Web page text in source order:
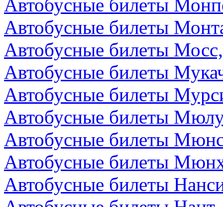
Автобусные билеты
Автобусные билеты
Автобусные билеты
Автобусные билеты
Автобусные билеты
Автобусные билеты
Автобусные билеты
Автобусные билеты
Автобусные билеты